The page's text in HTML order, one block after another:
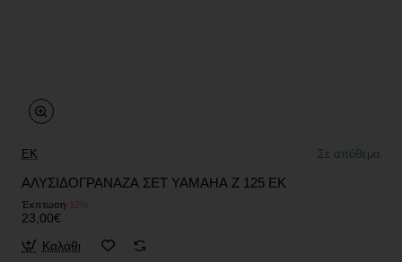
EK Σε απόθεμα
ΑΛΥΣΙΔΟΓΡΑΝΑΖΑ ΣΕΤ YAMAHA Z 125 EK
Έκπτωση-12%
23,00€
Καλάθι